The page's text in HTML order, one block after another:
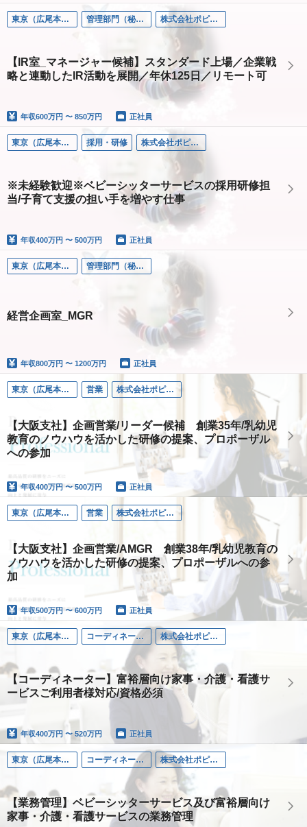
東京（広尾本社） 管理部門（秘書/経理/法務など） 株式会社ポピンズ
【IR室_マネージャー候補】スタンダード上場／企業戦
略と連動したIR活動を展開／年休125日／リモート可
年収600万円 〜 850万円 正社員
東京（広尾本社） 採用・研修 株式会社ポピンズファミリーケア
※未経験歓迎※ベビーシッターサービスの採用研修担
当/子育て支援の担い手を増やす仕事
年収400万円 〜 500万円 正社員
東京（広尾本社） 管理部門（秘書/経理/法務など）
経営企画室_MGR
年収800万円 〜 1200万円 正社員
東京（広尾本社） 営業 株式会社ポピンズプロフェショナル
【大阪支社】企画営業/リーダー候補 創業35年/乳幼児
教育のノウハウを活かした研修の提案、プロポーザル
への参加
年収400万円 〜 500万円 正社員
東京（広尾本社） 営業 株式会社ポピンズプロフェショナル
【大阪支社】企画営業/AMGR 創業38年/乳幼児教育の
ノウハウを活かした研修の提案、プロポーザルへの参
加
年収500万円 〜 600万円 正社員
東京（広尾本社） コーディネーター 株式会社ポピンズファミリーケア
【コーディネーター】富裕層向け家事・介護・看護サ
ービスご利用者様対応/資格必須
年収400万円 〜 520万円 正社員
東京（広尾本社） コーディネーター 株式会社ポピンズファミリーケア
【業務管理】ベビーシッターサービス及び富裕層向け
家事・介護・看護サービスの業務管理